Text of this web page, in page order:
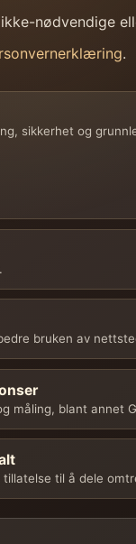
nødvendige
.
sikkerhet og
bruken av
måling, blant annet
til å dele